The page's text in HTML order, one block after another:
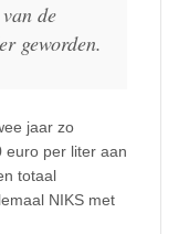
de
geworden.
jaar zo
euro per liter aan
totaal
NIKS met